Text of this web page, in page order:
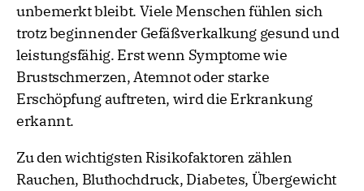
unbemerkt bleibt. Viele Menschen fühlen sich
trotz beginnender Gefäßverkalkung gesund und
leistungsfähig. Erst wenn Symptome wie
Brustschmerzen, Atemnot oder starke
Erschöpfung auftreten, wird die Erkrankung
erkannt.
Zu den wichtigsten Risikofaktoren zählen
Rauchen, Bluthochdruck, Diabetes, Übergewicht